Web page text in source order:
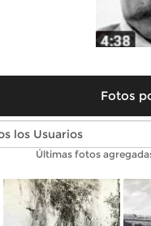
Fotos
Fotos antiguas
Últimas fotos